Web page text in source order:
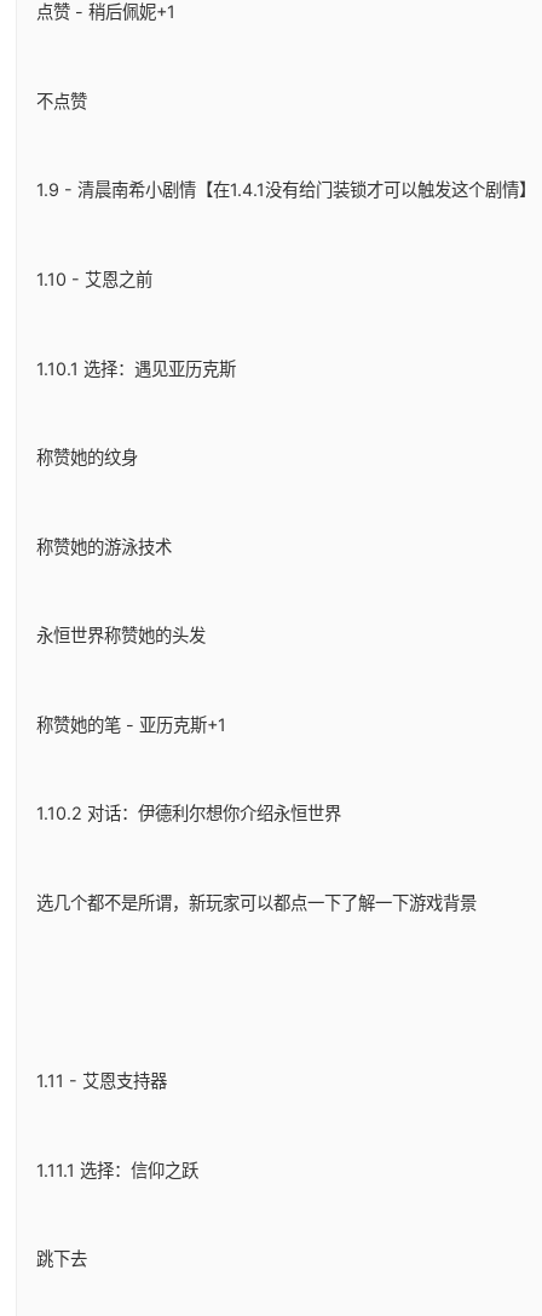
点赞 - 稍后佩妮+1
不点赞
1.9 - 清晨南希小剧情【在1.4.1没有给门装锁才可以触发这个剧情】
1.10 - 艾恩之前
1.10.1 选择：遇见亚历克斯
称赞她的纹身
称赞她的游泳技术
永恒世界称赞她的头发
称赞她的笔 - 亚历克斯+1
1.10.2 对话：伊德利尔想你介绍永恒世界
选几个都不是所谓，新玩家可以都点一下了解一下游戏背景
1.11 - 艾恩支持器
1.11.1 选择：信仰之跃
跳下去